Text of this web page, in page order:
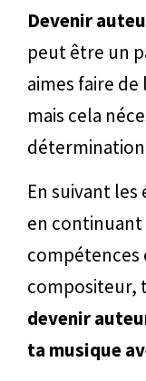
Devenir
peut être un
aimes faire
mais cela
En suivant
en
compétences
compositeur,
devenir
ta musique